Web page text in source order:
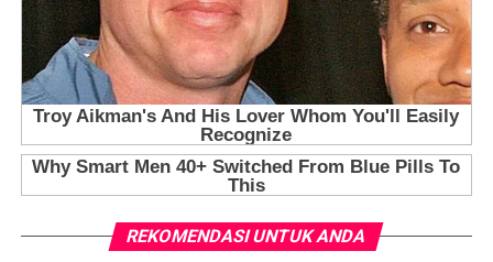
REKOMENDASI UNTUK ANDA